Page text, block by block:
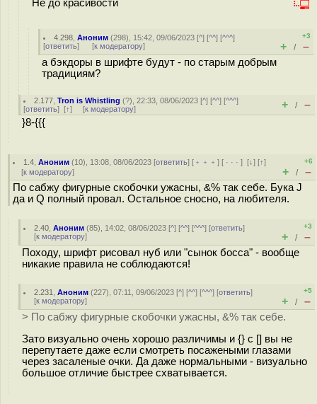
Не до красивости
4.298 ,Аноним (298), 15:42, 09/06/2023 [^] [^^] [^^^]
[ответить] [к модератору]
+3
+ / –
а бэкдоры в шрифте будут - по старым добрым
традициям?
2.177 ,Tron is Whistling (?), 22:33, 08/06/2023 [^] [^^] [^^^]
[ответить] [↑] [к модератору] + / –
}8-{{{
1.4 ,Аноним (10), 13:08, 08/06/2023 [ответить] [ ﹢﹢﹢] [ · · ·][↓] [↑]
[к модератору]
+6
+ / –
По сабжу фигурные скобочки ужасны, &% так себе. Бука J
да и Q полный провал. Остальное сносно, на любителя.
2.40 ,Аноним (85), 14:02, 08/06/2023 [^] [^^] [^^^] [ответить]
[к модератору]
+3
+ / –
Походу, шрифт рисовал нуб или "сынок босса" - вообще
никакие правила не соблюдаются!
2.231 ,Аноним (227), 07:11, 09/06/2023 [^] [^^] [^^^] [ответить]
[к модератору]
+5
+ / –
> По сабжу фигурные скобочки ужасны, &% так себе.
Зато визуально очень хорошо различимы и {} с [] вы не
перепутаете даже если смотреть посажеными глазами
через засаленые очки. Да даже нормальными - визуально
большое отличие быстрее схватывается.